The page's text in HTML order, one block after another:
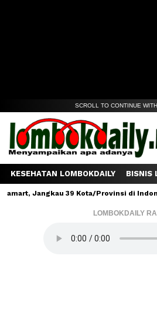
SCROLL TO CONTINUE
KESEHATAN LOMBOKDAILY BISNIS
Jangkau 39 Kota/Provinsi di Indonesia
LOMBOKDAILY